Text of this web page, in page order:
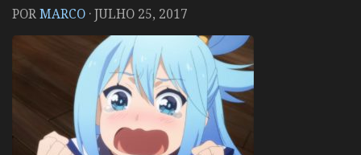
PORMARCO ·JULHO 25, 2017